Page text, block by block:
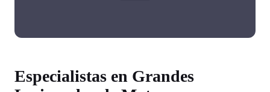
Especialistas en Grandes